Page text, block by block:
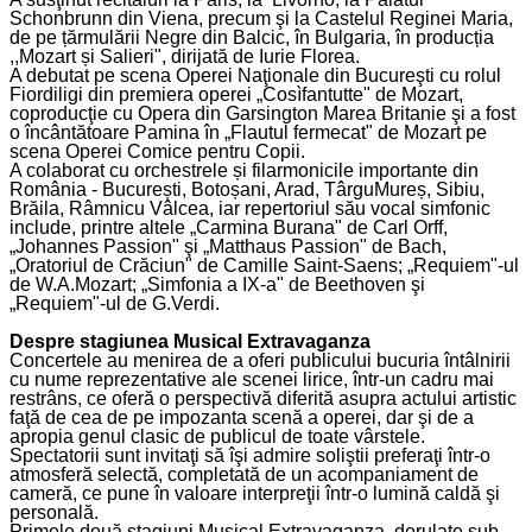
Schonbrunn din Viena, precum şi la Castelul Reginei Maria,
de pe țărmulării Negre din Balcic, în Bulgaria, în producția
,,Mozart și Salieri", dirijată de Iurie Florea.
A debutat pe scena Operei Naţionale din Bucureşti cu rolul
Fiordiligi din premiera operei „Cosìfantutte" de Mozart,
coproducţie cu Opera din Garsington Marea Britanie şi a fost
o încântătoare Pamina în „Flautul fermecat" de Mozart pe
scena Operei Comice pentru Copii.
A colaborat cu orchestrele și filarmonicile importante din
România - București, Botoșani, Arad, TârguMureș, Sibiu,
Brăila, Râmnicu Vâlcea, iar repertoriul său vocal simfonic
include, printre altele „Carmina Burana" de Carl Orff,
Johannes Passion" şi „Matthaus Passion" de Bach,
Oratoriul de Crăciun" de Camille Saint-Saens; „Requiem"-ul
de W.A.Mozart; „Simfonia a IX-a" de Beethoven şi
Requiem"-ul de G.Verdi.
Despre stagiunea Musical Extravaganza
Concertele au menirea de a oferi publicului bucuria întâlnirii
cu nume reprezentative ale scenei lirice, într-un cadru mai
restrâns, ce oferă o perspectivă diferită asupra actului artistic
faţă de cea de pe impozanta scenă a operei, dar şi de a
apropia genul clasic de publicul de toate vârstele.
Spectatorii sunt invitaţi să îşi admire soliştii preferaţi într-o
atmosferă selectă, completată de un acompaniament de
cameră, ce pune în valoare interpreţii într-o lumină caldă şi
personală.